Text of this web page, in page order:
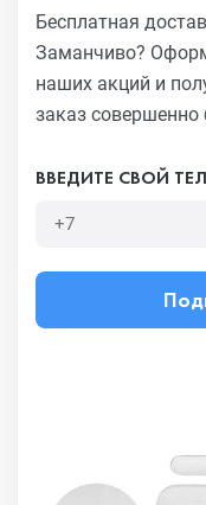
Бесплатная
Заманчиво?
наших акций и
заказ совершенно
ВВЕДИТЕ СВОЙ